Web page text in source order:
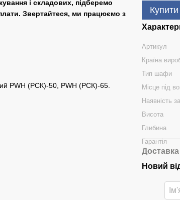
і складових, підберемо
Звертайтеся, ми працюємо з
PWH (РСК)-50, PWH (РСК)-65.
Купити
Артикул
Країна
Тип шафи
Місце під
Наявність
Висота
Глибина
Гарантія
Доставка
Новий